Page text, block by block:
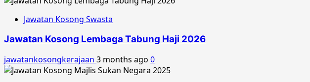
Jawatan Kosong Swasta
Jawatan Kosong Lembaga Tabung Haji 2026
jawatankosongkerajaan 3 months ago 0